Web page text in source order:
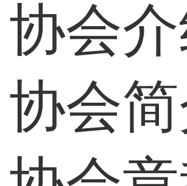
协会
协会